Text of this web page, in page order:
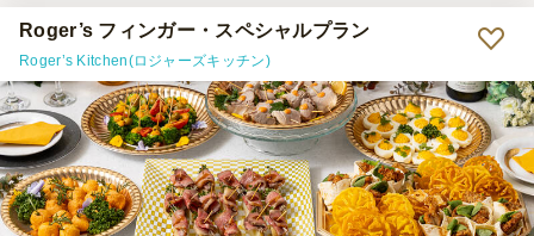
Roger’s フィンガー・スペシャルプラン
Roger’s Kitchen(ロジャーズキッチン)